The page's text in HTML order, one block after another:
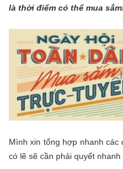
là thời điểm có thể mua
Mình xin tổng hợp nhanh các
có lẽ sẽ cần phải quyết